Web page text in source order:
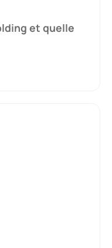
et quelle